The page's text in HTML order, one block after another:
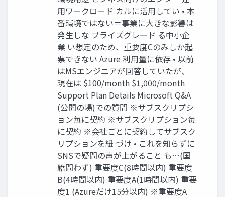
用ワークロード カルに活用してい • 本
番環境ではない＝事業に大きな影響は
発生しな プライズグレード る中小企
業 い想定のため、重要度Cのみしか起
票できない Azure 利用量に依存 • 以前
はMSエンジニアが回答していたが、
現在は $100/month $1,000/month
Support Plan Details Microsoft Q&A
(公開の場)での質問 ※サブスクリプシ
ョン毎に契約 ※サブスクリプション毎
に契約 ※会社ごとに契約してサブスク
リプションを紐 づけ • これを知らずに
SNSで疑問の声が上がること も…(国
籍問わず) 重要度C(8時間以内) 重要度
B(4時間以内) 重要度A(1時間以内) 重要
度1 (Azureだけ15分以内) ※重要度A